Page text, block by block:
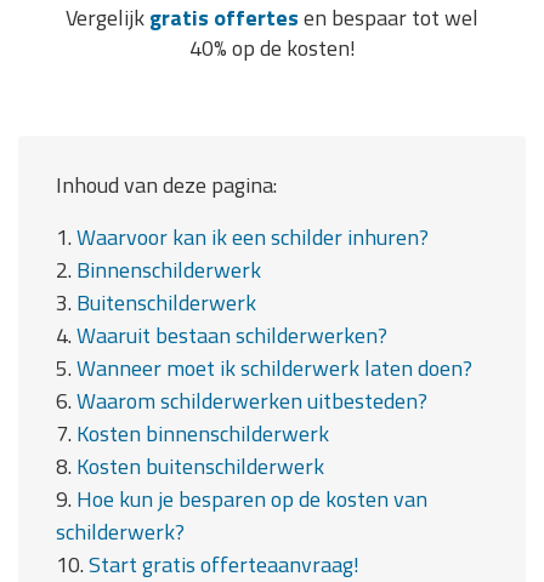
Vergelijkgratis offertesen bespaar tot wel
40% op de kosten!
Inhoud van deze pagina:
1.Waarvoor kan ik een schilder inhuren?
2. Binnenschilderwerk
3. Buitenschilderwerk
4.Waaruit bestaan schilderwerken?
5.Wanneer moet ik schilderwerk laten doen?
6.Waarom schilderwerken uitbesteden?
7. Kosten binnenschilderwerk
8. Kosten buitenschilderwerk
9. Hoe kun je besparen op de kosten van
schilderwerk?
10.Start gratis offerteaanvraag!